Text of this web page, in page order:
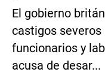
El gobierno
castigos
funcionarios y
acusa de desar...